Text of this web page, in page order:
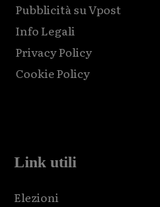
Pubblicità su Vpost
Info Legali
Privacy Policy
Cookie Policy
Link utili
Elezioni